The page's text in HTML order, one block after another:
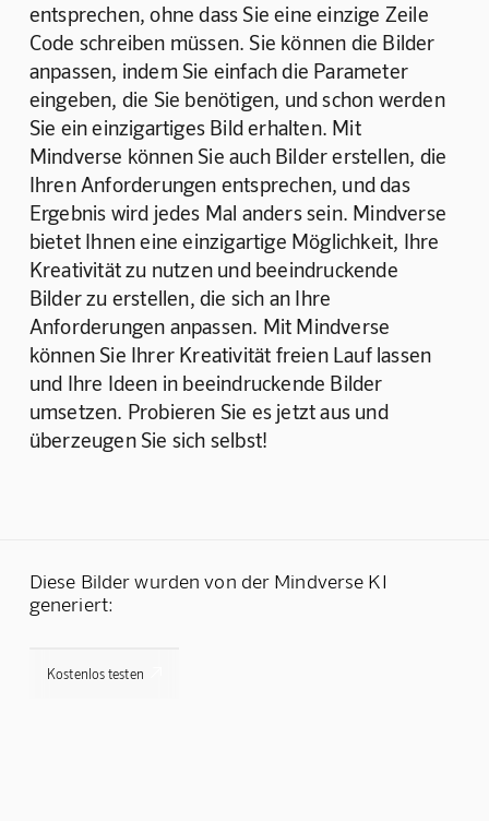
entsprechen, ohne dass Sie eine einzige Zeile
Code schreiben müssen. Sie können die Bilder
anpassen, indem Sie einfach die Parameter
eingeben, die Sie benötigen, und schon werden
Sie ein einzigartiges Bild erhalten. Mit
Mindverse können Sie auch Bilder erstellen, die
Ihren Anforderungen entsprechen, und das
Ergebnis wird jedes Mal anders sein. Mindverse
bietet Ihnen eine einzigartige Möglichkeit, Ihre
Kreativität zu nutzen und beeindruckende
Bilder zu erstellen, die sich an Ihre
Anforderungen anpassen. Mit Mindverse
können Sie Ihrer Kreativität freien Lauf lassen
und Ihre Ideen in beeindruckende Bilder
umsetzen. Probieren Sie es jetzt aus und
überzeugen Sie sich selbst!
Diese Bilder wurden von der Mindverse KI
generiert:
Kostenlos testen